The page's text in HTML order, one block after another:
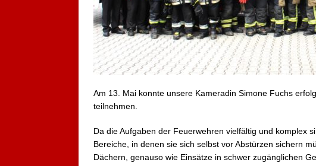
Am 13. Mai konnte unsere Kameradin Simone Fuchs
teilnehmen.
Da die Aufgaben der Feuerwehren vielfältig und komplex
Bereiche, in denen sie sich selbst vor Abstürzen sichern
Dächern, genauso wie Einsätze in schwer zugänglichen